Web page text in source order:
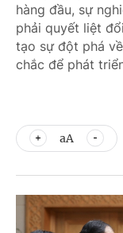
hàng đầu, sự
phải quyết liệt
tạo sự đột phá
chắc để phát
aA